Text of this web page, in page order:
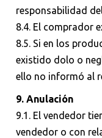
responsabilidad
8.4. El comprador
8.5. Si en los
existido dolo o
ello no informó al
9. Anulación
9.1. El vendedor
vendedor o con